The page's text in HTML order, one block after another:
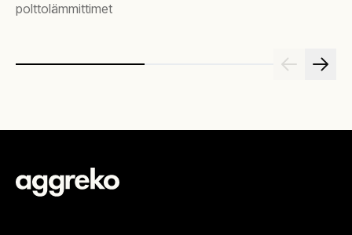
polttolämmittimet